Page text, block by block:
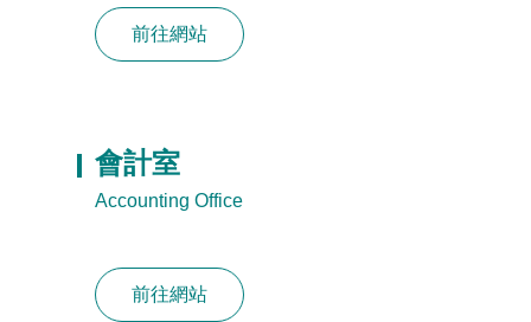
前往網站
會計室
Accounting Office
前往網站